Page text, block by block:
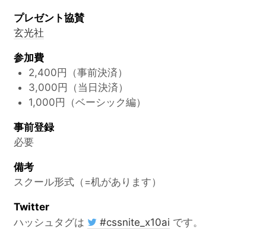
プレゼント協賛
玄光社
参加費
2,400円（事前決済）
3,000円（当日決済）
1,000円（ベーシック編）
事前登録
必要
備考
スクール形式（=机があります）
Twitter
ハッシュタグは
#cssnite_x10ai です。